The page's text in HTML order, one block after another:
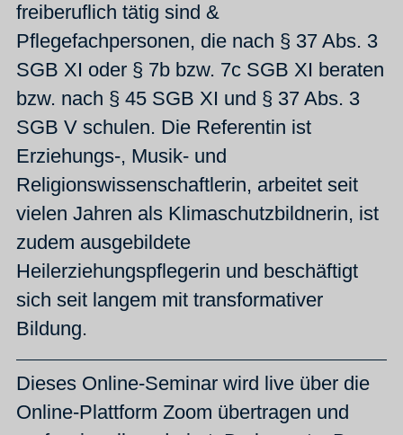
freiberuflich tätig sind &
Pflegefachpersonen, die nach § 37 Abs. 3
SGB XI oder § 7b bzw. 7c SGB XI beraten
bzw. nach § 45 SGB XI und § 37 Abs. 3
SGB V schulen. Die Referentin ist
Erziehungs-, Musik- und
Religionswissenschaftlerin, arbeitet seit
vielen Jahren als Klimaschutzbildnerin, ist
zudem ausgebildete
Heilerziehungspflegerin und beschäftigt
sich seit langem mit transformativer
Bildung.
Dieses Online-Seminar wird live über die
Online-Plattform Zoom übertragen und